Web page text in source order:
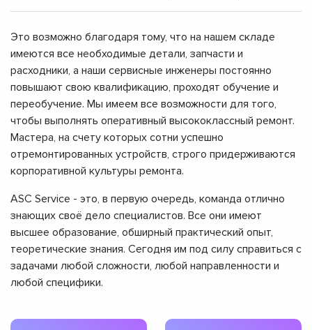
Это возможно благодаря тому, что на нашем складе
имеются все необходимые детали, запчасти и
расходники, а наши сервисные инженеры постоянно
повышают свою квалификацию, проходят обучение и
переобучение. Мы имеем все возможности для того,
чтобы выполнять оперативный высококлассный ремонт.
Мастера, на счету которых сотни успешно
отремонтированных устройств, строго придерживаются
корпоративной культуры ремонта.
ASC Service - это, в первую очередь, команда отлично
знающих своё дело специалистов. Все они имеют
высшее образование, обширный практический опыт,
теоретические знания. Сегодня им под силу справиться с
задачами любой сложности, любой направленности и
любой специфики.